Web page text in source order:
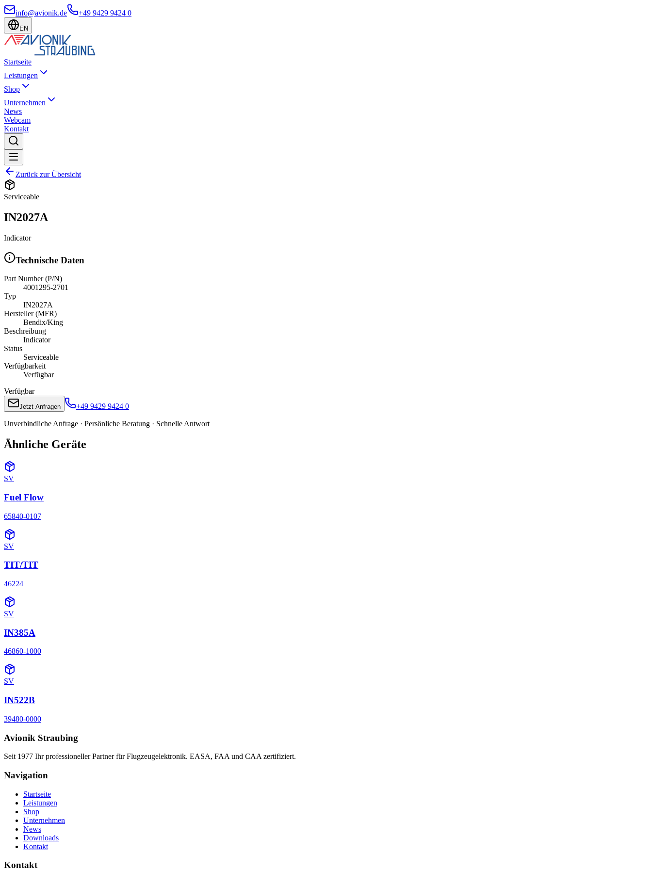
info@avionik.de +49 9429 9424 0
EN
Startseite
Leistungen
Shop
Unternehmen
News
Webcam
Kontakt
Zurück zur Übersicht
Serviceable
IN2027A
Indicator
Technische Daten
Part Number (P/N)
4001295-2701
Typ
IN2027A
Hersteller (MFR)
Bendix/King
Beschreibung
Indicator
Status
Serviceable
Verfügbarkeit
Verfügbar
Verfügbar
Jetzt Anfragen +49 9429 9424 0
Unverbindliche Anfrage · Persönliche Beratung · Schnelle Antwort
Ähnliche Geräte
SV
Fuel Flow
65840-0107
SV
TIT/TIT
46224
SV
IN385A
46860-1000
SV
IN522B
39480-0000
Avionik Straubing
Seit 1977 Ihr professioneller Partner für Flugzeugelektronik. EASA, FAA und CAA zertifiziert.
Navigation
Startseite
Leistungen
Shop
Unternehmen
News
Downloads
Kontakt
Kontakt